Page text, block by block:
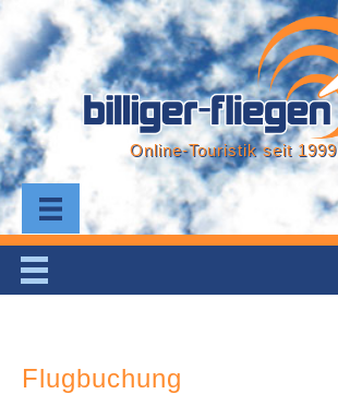
Online-Touristik seit 1999
Flugbuchung